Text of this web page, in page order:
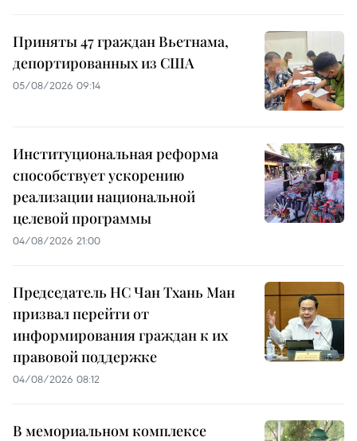
Приняты 47 граждан Вьетнама,
депортированных из США
05/08/2026 09:14
Институциональная реформа
способствует ускорению
реализации национальной
целевой программы
04/08/2026 21:00
Председатель НС Чан Тхань Ман
призвал перейти от
информирования граждан к их
правовой поддержке
04/08/2026 08:12
В мемориальном комплексе